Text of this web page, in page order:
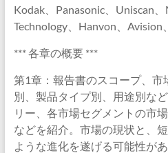
Kodak、Panasonic、Uniscan
Technology、Hanvon、Avision
*** 各章の概要 ***
第1章：報告書のスコープ、市
別、製品タイプ別、用途別な
リー、各市場セグメントの市
などを紹介。市場の現状と、
ような進化を遂げる可能性が